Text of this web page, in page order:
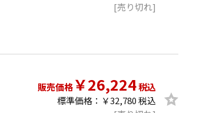
[売り切れ]
販売価格￥26,224税込
標準価格：￥32,780 税込